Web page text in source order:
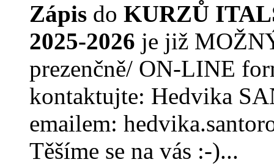
Zápis do KURZŮ
2025-2026 je již
prezenčně/ ON-LINE
kontaktujte: Hedvika
emailem:
Těšíme se na vás :-)...